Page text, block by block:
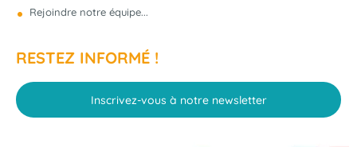
Rejoindre notre équipe...
RESTEZ INFORMÉ !
Inscrivez-vous à notre newsletter